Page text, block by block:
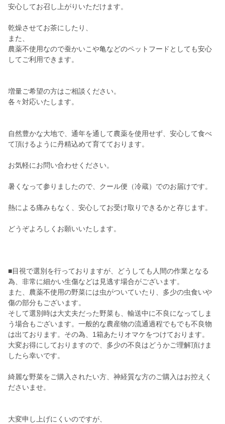
安心してお召し上がりいただけます。
乾燥させてお茶にしたり、
また、
農薬不使用なので蚕かいこや亀などのペットフードとしても安心
してご利用できます。
増量ご希望の方はご相談ください。
各々対応いたします。
自然豊かな大地で、通年を通して農薬を使用せず、安心して食べ
て頂けるように丹精込めて育てております。
お気軽にお問い合わせください。
暑くなって参りましたので、クール便（冷蔵）でのお届けです。
熱による痛みもなく、安心してお受け取りできるかと存じます。
どうぞよろしくお願いいたします。
■目視で選別を行っておりますが、どうしても人間の作業となる
為、非常に細かい生傷などは見逃す場合がございます。
また、農薬不使用の野菜には虫がついていたり、多少の虫食いや
傷の部分もございます。
そして選別時は大丈夫だった野菜も、輸送中に不良になってしま
う場合もございます。一般的な農産物の流通過程でもでも不良物
は出ております。その為、1箱あたりオマケをつけております。
大変お得にしておりますので、多少の不良はどうかご理解頂けま
したら幸いです。
綺麗な野菜をご購入されたい方、神経質な方のご購入はお控えく
ださいませ。
大変申し上げにくいのですが、